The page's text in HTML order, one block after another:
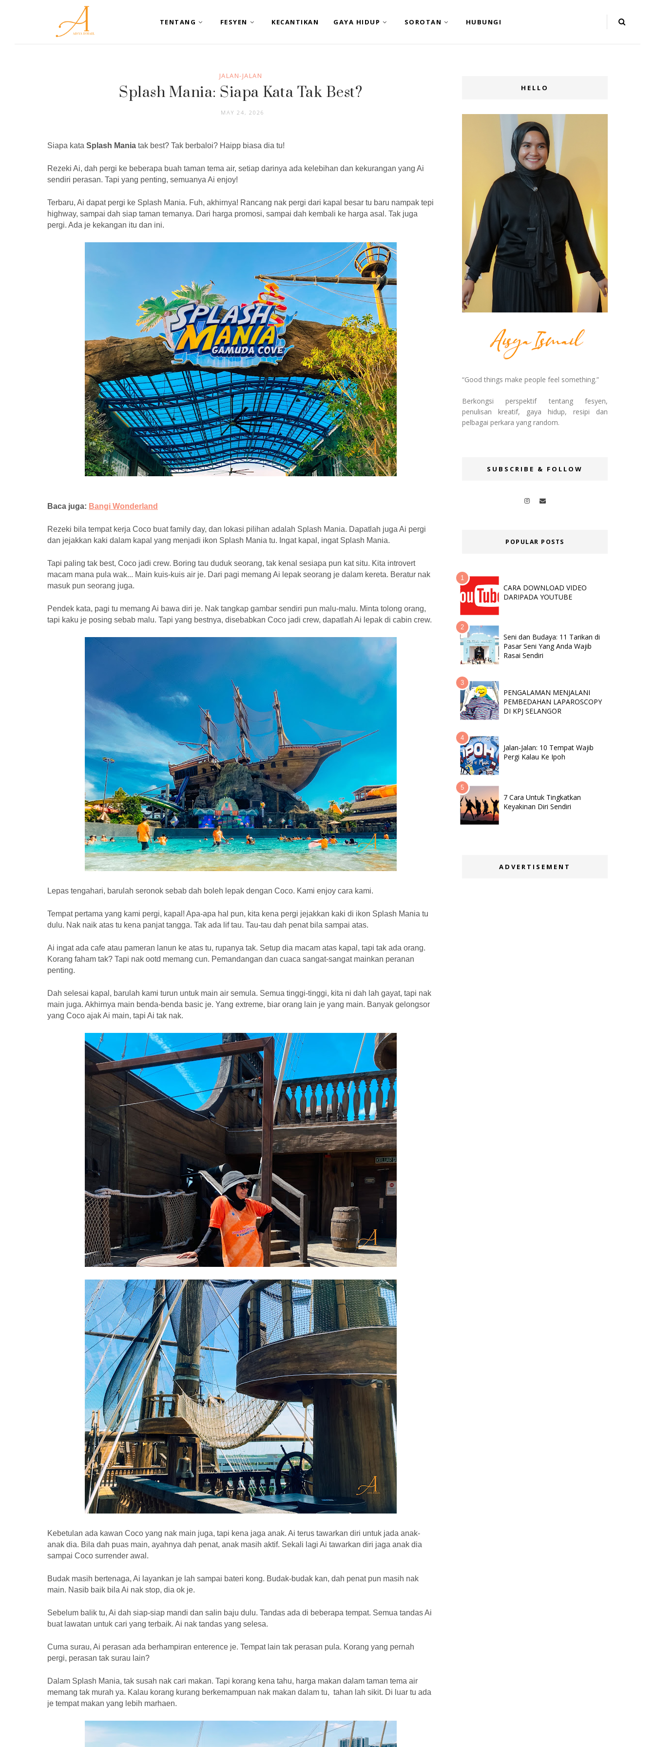
TENTANG FESYEN KECANTIKAN GAYA HIDUP SOROTAN HUBUNGI
JALAN-JALAN
Splash Mania: Siapa Kata Tak Best?
MAY 24, 2026
Siapa kata Splash Mania tak best? Tak berbaloi? Haipp biasa dia tu!
Rezeki Ai, dah pergi ke beberapa buah taman tema air, setiap darinya ada kelebihan dan kekurangan yang Ai
sendiri perasan. Tapi yang penting, semuanya Ai enjoy!
Terbaru, Ai dapat pergi ke Splash Mania. Fuh, akhirnya! Rancang nak pergi dari kapal besar tu baru nampak tepi
highway, sampai dah siap taman temanya. Dari harga promosi, sampai dah kembali ke harga asal. Tak juga
pergi. Ada je kekangan itu dan ini.
Baca juga: Bangi Wonderland
Rezeki bila tempat kerja Coco buat family day, dan lokasi pilihan adalah Splash Mania. Dapatlah juga Ai pergi
dan jejakkan kaki dalam kapal yang menjadi ikon Splash Mania tu. Ingat kapal, ingat Splash Mania.
Tapi paling tak best, Coco jadi crew. Boring tau duduk seorang, tak kenal sesiapa pun kat situ. Kita introvert
macam mana pula wak... Main kuis-kuis air je. Dari pagi memang Ai lepak seorang je dalam kereta. Beratur nak
masuk pun seorang juga.
Pendek kata, pagi tu memang Ai bawa diri je. Nak tangkap gambar sendiri pun malu-malu. Minta tolong orang,
tapi kaku je posing sebab malu. Tapi yang bestnya, disebabkan Coco jadi crew, dapatlah Ai lepak di cabin crew.
Lepas tengahari, barulah seronok sebab dah boleh lepak dengan Coco. Kami enjoy cara kami.
Tempat pertama yang kami pergi, kapal! Apa-apa hal pun, kita kena pergi jejakkan kaki di ikon Splash Mania tu
dulu. Nak naik atas tu kena panjat tangga. Tak ada lif tau. Tau-tau dah penat bila sampai atas.
Ai ingat ada cafe atau pameran lanun ke atas tu, rupanya tak. Setup dia macam atas kapal, tapi tak ada orang.
Korang faham tak? Tapi nak ootd memang cun. Pemandangan dan cuaca sangat-sangat mainkan peranan
penting.
Dah selesai kapal, barulah kami turun untuk main air semula. Semua tinggi-tinggi, kita ni dah lah gayat, tapi nak
main juga. Akhirnya main benda-benda basic je. Yang extreme, biar orang lain je yang main. Banyak gelongsor
yang Coco ajak Ai main, tapi Ai tak nak.
Kebetulan ada kawan Coco yang nak main juga, tapi kena jaga anak. Ai terus tawarkan diri untuk jada anak-
anak dia. Bila dah puas main, ayahnya dah penat, anak masih aktif. Sekali lagi Ai tawarkan diri jaga anak dia
sampai Coco surrender awal.
Budak masih bertenaga, Ai layankan je lah sampai bateri kong. Budak-budak kan, dah penat pun masih nak
main. Nasib baik bila Ai nak stop, dia ok je.
Sebelum balik tu, Ai dah siap-siap mandi dan salin baju dulu. Tandas ada di beberapa tempat. Semua tandas Ai
buat lawatan untuk cari yang terbaik. Ai nak tandas yang selesa.
Cuma surau, Ai perasan ada berhampiran enterence je. Tempat lain tak perasan pula. Korang yang pernah
pergi, perasan tak surau lain?
Dalam Splash Mania, tak susah nak cari makan. Tapi korang kena tahu, harga makan dalam taman tema air
memang tak murah ya. Kalau korang kurang berkemampuan nak makan dalam tu, tahan lah sikit. Di luar tu ada
je tempat makan yang lebih marhaen.
HELLO
“Good things make people feel something.”
Berkongsi perspektif tentang fesyen,
penulisan kreatif, gaya hidup, resipi dan
pelbagai perkara yang random.
SUBSCRIBE & FOLLOW
POPULAR POSTS
CARA DOWNLOAD VIDEO
DARIPADA YOUTUBE
Seni dan Budaya: 11 Tarikan di
Pasar Seni Yang Anda Wajib
Rasai Sendiri
PENGALAMAN MENJALANI
PEMBEDAHAN LAPAROSCOPY
DI KPJ SELANGOR
Jalan-Jalan: 10 Tempat Wajib
Pergi Kalau Ke Ipoh
7 Cara Untuk Tingkatkan
Keyakinan Diri Sendiri
ADVERTISEMENT